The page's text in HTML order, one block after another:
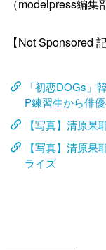
（modelpress編集
【Not Sponsored 記
「初恋DOGs」
P練習生から俳
【写真】清原果
【写真】清原果
ライズ